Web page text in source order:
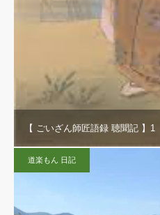
【 ごいざん師匠語録 聴聞記
道楽もん 日記